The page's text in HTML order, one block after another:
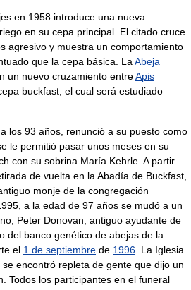
en 1958 introduce una nueva
en su cepa principal. El citado cruce
agresivo y muestra un comportamiento
que la cepa básica. La Abeja
un nuevo cruzamiento entreApis
buckfast, el cual será estudiado
, a los 93 años, renunció a su puesto como
le permitió pasar unos meses en su
con su sobrina María Kehrle. A partir
de vuelta en la Abadía de Buckfast,
monje de la congregación
a la edad de 97 años se mudó a un
Peter Donovan, antiguo ayudante de
del banco genético de abejas de la
el 1 de septiembre de 1996 . La Iglesia
encontró repleta de gente que dijo un
Todos los participantes en el funeral